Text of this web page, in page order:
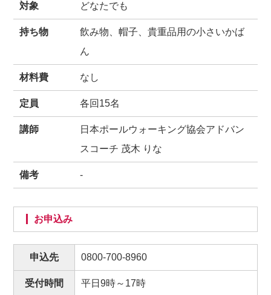
対象 どなたでも
持ち物
飲み物、帽子、貴重品用の小さいかば
ん
材料費 なし
定員 各回15名
講師
日本ポールウォーキング協会アドバン
スコーチ 茂木 りな
備考 -
お申込み
申込先 0800-700-8960
受付時間 平日9時～17時